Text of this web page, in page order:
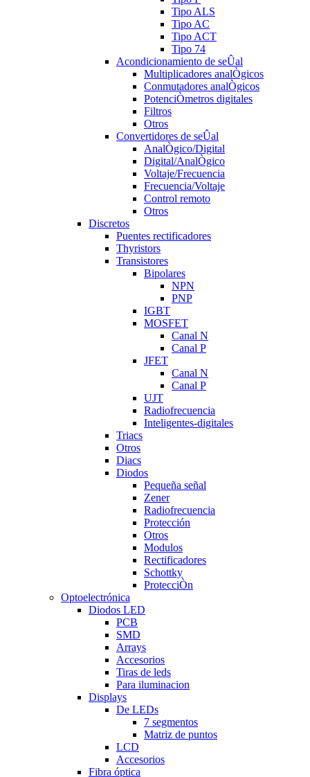
Tipo ALS
Tipo AC
Tipo ACT
Tipo 74
Acondicionamiento de seÛal
Multiplicadores analÒgicos
Conmutadores analÒgicos
PotenciÒmetros digitales
Filtros
Otros
Convertidores de seÛal
AnalÒgico/Digital
Digital/AnalÒgico
Voltaje/Frecuencia
Frecuencia/Voltaje
Control remoto
Otros
Discretos
Puentes rectificadores
Thyristors
Transistores
Bipolares
NPN
PNP
IGBT
MOSFET
Canal N
Canal P
JFET
Canal N
Canal P
UJT
Radiofrecuencia
Inteligentes-digitales
Triacs
Otros
Diacs
Diodos
Pequeña señal
Zener
Radiofrecuencia
Protección
Otros
Modulos
Rectificadores
Schottky
ProtecciÒn
Optoelectrónica
Diodos LED
PCB
SMD
Arrays
Accesorios
Tiras de leds
Para iluminacion
Displays
De LEDs
7 segmentos
Matriz de puntos
LCD
Accesorios
Fibra óptica